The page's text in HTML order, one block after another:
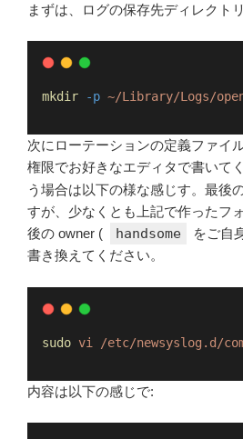
まずは、ログの保存先ディレクト
mkdir -p ~/Library/Logs/
次にローテーションの定義ファイ
権限でお好きなエディタで書いて
う場合は以下の様な感じす。最後
すが、少なくとも上記で作ったフ
後の owner (
handsome
をご自
書き換えてください。
sudo vi /etc/newsyslog.d/
内容は以下の感じで: